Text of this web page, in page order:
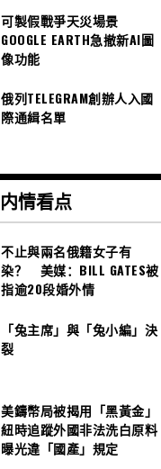
可製假戰爭天災場景
GOOGLE EARTH急撤新AI圖
像功能
俄列TELEGRAM創辦人入國
際通緝名單
内情看点
不止與兩名俄籍女子有
染？ 美媒：BILL GATES被
指逾20段婚外情
「兔主席」與「兔小編」決
裂
美鑄幣局被揭用「黑黃金」
紐時追蹤外國非法洗白原料
曝光違「國產」規定